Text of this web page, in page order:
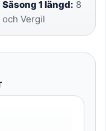
Säsong 1 längd: 8
och Vergil